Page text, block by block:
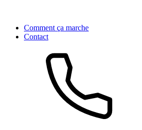
Comment ça marche
Contact